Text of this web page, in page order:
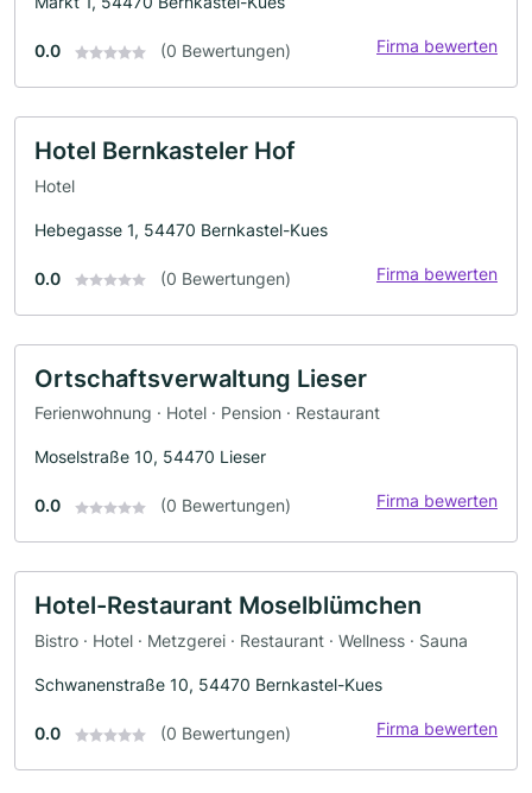
0.0 (0 Bewertungen) Firma bewerten
Hotel Bernkasteler Hof
Hotel
Hebegasse 1, 54470 Bernkastel-Kues
0.0 (0 Bewertungen) Firma bewerten
Ortschaftsverwaltung Lieser
Ferienwohnung · Hotel · Pension · Restaurant
Moselstraße 10, 54470 Lieser
0.0 (0 Bewertungen) Firma bewerten
Hotel-Restaurant Moselblümchen
Bistro · Hotel · Metzgerei · Restaurant · Wellness · Sauna
Schwanenstraße 10, 54470 Bernkastel-Kues
0.0 (0 Bewertungen) Firma bewerten